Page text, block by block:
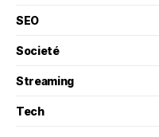
SEO
Societé
Streaming
Tech